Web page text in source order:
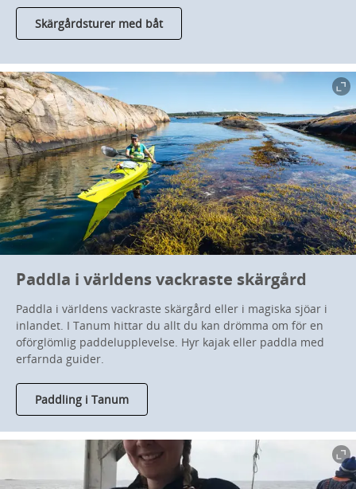
Skärgårdsturer med båt
Paddla i världens vackraste skärgård
Paddla i världens vackraste skärgård eller i magiska sjöar i
inlandet. I Tanum hittar du allt du kan drömma om för en
oförglömlig paddelupplevelse. Hyr kajak eller paddla med
erfarnda guider.
Paddling i Tanum